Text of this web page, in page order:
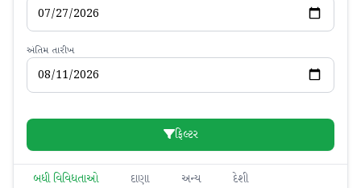
અંતિમ તારીખ
ફિલ્ટર
બધી વિવિધતાઓ દાણા અન્ય દેશી